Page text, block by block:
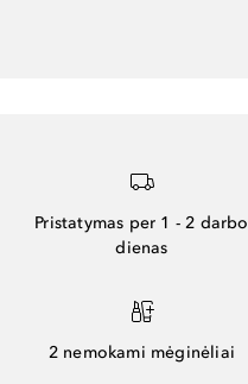
Pristatymas per 1 - 2 darbo
dienas
2 nemokami mėginėliai